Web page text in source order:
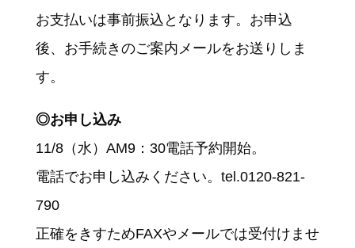
お支払いは事前振込となります。お申込
後、お手続きのご案内メールをお送りしま
す。
◎お申し込み
11/8（水）AM9：30電話予約開始。
電話でお申し込みください。tel.0120-821-
790
正確をきすためFAXやメールでは受付けませ